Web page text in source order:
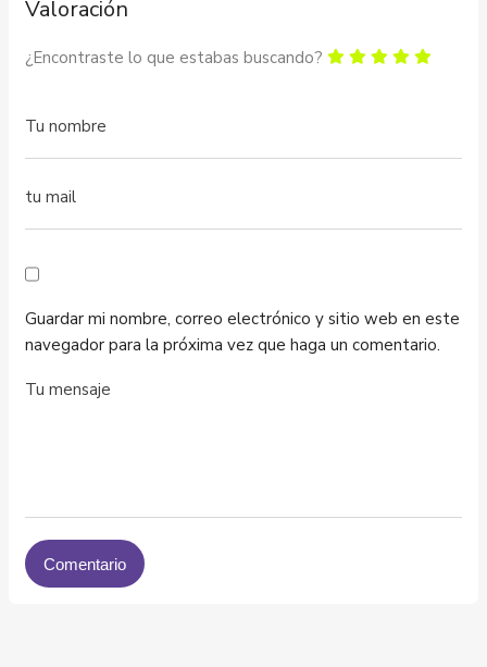
Valoración
¿Encontraste lo que estabas buscando?
Guardar mi nombre, correo electrónico y sitio web en este
navegador para la próxima vez que haga un comentario.